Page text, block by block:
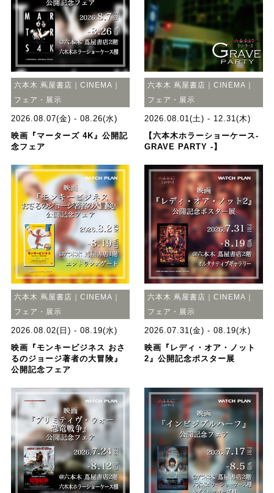
六本木 蔦屋書店｜CINEMA｜
フェア・展示
2026.08.07(金) - 08.26(水)
映画『マーターズ 4K』公開記
念フェア
六本木 蔦屋書店｜CINEMA｜
フェア・展示
2026.08.01(土) - 12.31(木)
【六本木ホラーショーケース-
GRAVE PARTY -】
六本木 蔦屋書店｜CINEMA｜
フェア・展示
2026.08.02(日) - 08.19(水)
映画『モンキービジネス おさ
るのジョージ著者の大冒険』
公開記念フェア
六本木 蔦屋書店｜CINEMA｜
フェア・展示
2026.07.31(金) - 08.19(水)
映画『レディ・オア・ノット
2』公開記念ポスター展